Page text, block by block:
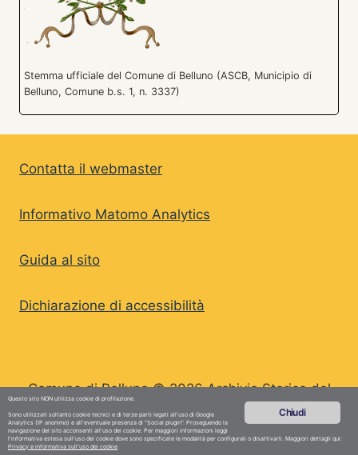
Stemma ufficiale del Comune di Belluno (ASCB, Municipio di
Belluno, Comune b.s. 1, n. 3337)
Contatta il webmaster
Informativo Matomo Analytics
Guida al sito
Dichiarazione di accessibilità
Comune di Belluno © 2026 Archivio Storico del
Comune di Belluno
Chiudi
Questo sito NON utilizza cookie di profilazione.
Sono utilizzati soltanto cookie tecnici e di terze parti legati all'uso di Google
Analytics (IP anonimo) e all'eventuale presenza di "Social plugin". Proseguendo la
navigazione del sito acconsenti all'uso dei cookie. Per maggiori informazioni leggi
l'informativa estesa sull'uso dei cookie dove sono specificate le modalità per configurali o disattivarli. Maggiori dettagli qui:
Privacy e informativa sull'uso dei cookie